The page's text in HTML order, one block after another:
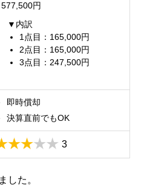
577,500円
▼内訳
1点目：165,000円
2点目：165,000円
3点目：247,500円
即時償却
決算直前でもOK
3
した。